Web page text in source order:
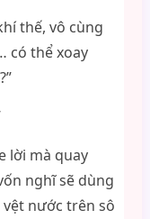
thế, vô cùng
có thể xoay
lời mà quay
nghĩ sẽ dùng
nước trên sô